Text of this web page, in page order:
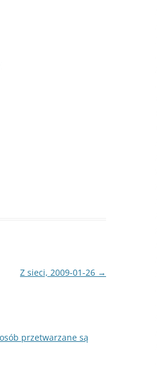
Z sieci, 2009-01-26 →
przetwarzane są